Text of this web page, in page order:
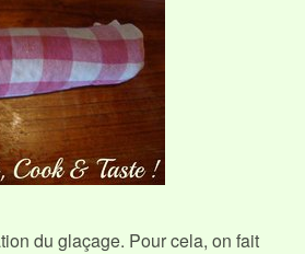
du glaçage. Pour cela, on fait